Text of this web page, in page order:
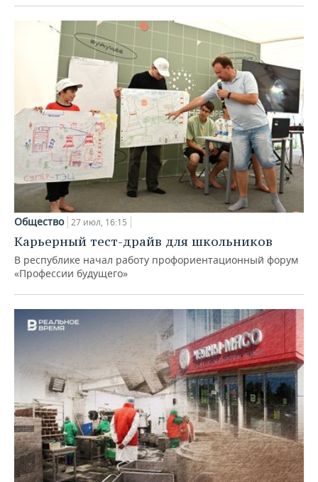
Общество 27 июл, 16:15
Карьерный тест-драйв для школьников
В республике начал работу профориентационный форум
«Профессии будущего»